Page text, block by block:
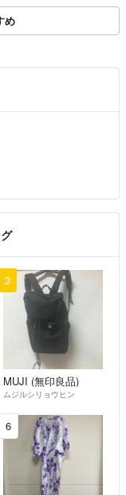
肪のつき具合が違うの
りますので、お手持ち
【悪い評価】とします
にしておりますが、多
ます
ント下さい( ⁎ᵕᴗᵕ⁎ )
め
3
MUJI (無印良品)
ムジルシリョウヒン
6